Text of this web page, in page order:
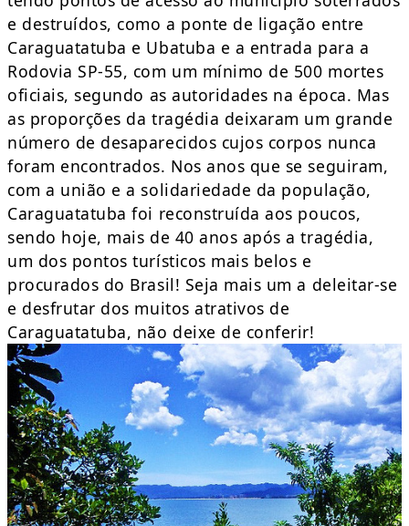
e destruídos, como a ponte de ligação entre
Caraguatatuba e Ubatuba e a entrada para a
Rodovia SP-55, com um mínimo de 500 mortes
oficiais, segundo as autoridades na época. Mas
as proporções da tragédia deixaram um grande
número de desaparecidos cujos corpos nunca
foram encontrados. Nos anos que se seguiram,
com a união e a solidariedade da população,
Caraguatatuba foi reconstruída aos poucos,
sendo hoje, mais de 40 anos após a tragédia,
um dos pontos turísticos mais belos e
procurados do Brasil! Seja mais um a deleitar-se
e desfrutar dos muitos atrativos de
Caraguatatuba, não deixe de conferir!